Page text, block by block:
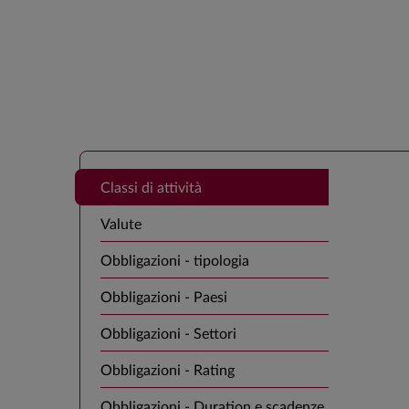
Classi di attività
Valute
Obbligazioni - tipologia
Obbligazioni - Paesi
Obbligazioni - Settori
Obbligazioni - Rating